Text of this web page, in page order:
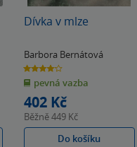
Dívka v mlze
Barbora Bernátová
4.1
z
5
hvězdiček
pevná vazba
402 Kč
Běžně449 Kč
Do košíku